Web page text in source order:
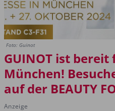
Foto: Guinot
GUINOT ist bereit
München!
auf der BEAUTY
Anzeige